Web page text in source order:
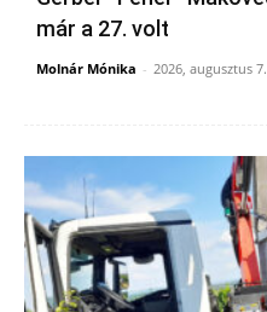
már a 27. volt
Molnár Mónika - 2026, augusztus 7.